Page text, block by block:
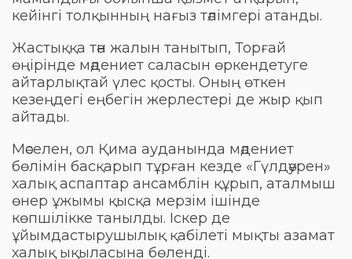
кейінгі толқынның нағыз тәлімгері атанды.
Жастыққа тән жалын танытып, Торғай
өңірінде мәдениет саласын өркендетуге
айтарлықтай үлес қосты. Оның өткен
кезеңдегі еңбегін жерлестері де жыр қып
айтады.
Мәселен, ол Қима ауданында мәдениет
бөлімін басқарып тұрған кезде «Гүлдәурен»
халық аспаптар ансамблін құрып, аталмыш
өнер ұжымы қысқа мерзім ішінде
көпшілікке танылды. Іскер де
ұйымдастырушылық қабілеті мықты азамат
халық ықыласына бөленді.